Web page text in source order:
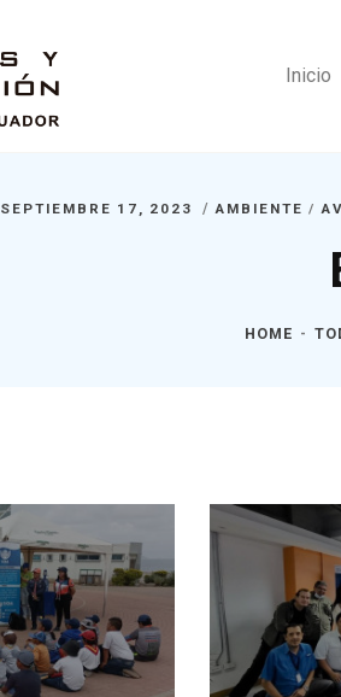
Inicio
SEPTIEMBRE 17, 2023 AMBIENTE /
HOME
Inicio
Nosotros